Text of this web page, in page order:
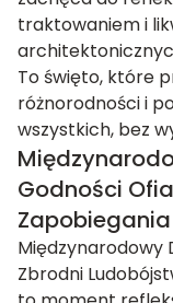
traktowaniem i
To święto, które
różnorodności i
wszystkich, bez
Godności
Międzynarodowy
Zbrodni